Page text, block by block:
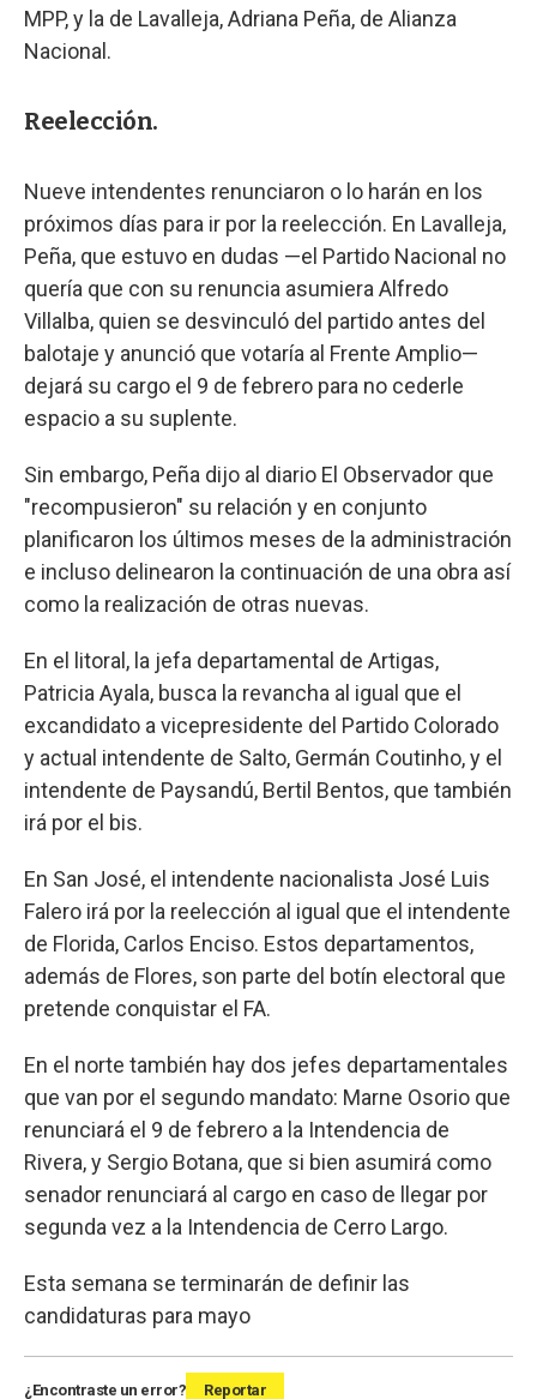
MPP, y la de Lavalleja, Adriana Peña, de Alianza
Nacional.
Reelección.
Nueve intendentes renunciaron o lo harán en los
próximos días para ir por la reelección. En Lavalleja,
Peña, que estuvo en dudas —el Partido Nacional no
quería que con su renuncia asumiera Alfredo
Villalba, quien se desvinculó del partido antes del
balotaje y anunció que votaría al Frente Amplio—
dejará su cargo el 9 de febrero para no cederle
espacio a su suplente.
Sin embargo, Peña dijo al diario El Observador que
"recompusieron" su relación y en conjunto
planificaron los últimos meses de la administración
e incluso delinearon la continuación de una obra así
como la realización de otras nuevas.
En el litoral, la jefa departamental de Artigas,
Patricia Ayala, busca la revancha al igual que el
excandidato a vicepresidente del Partido Colorado
y actual intendente de Salto, Germán Coutinho, y el
intendente de Paysandú, Bertil Bentos, que también
irá por el bis.
En San José, el intendente nacionalista José Luis
Falero irá por la reelección al igual que el intendente
de Florida, Carlos Enciso. Estos departamentos,
además de Flores, son parte del botín electoral que
pretende conquistar el FA.
En el norte también hay dos jefes departamentales
que van por el segundo mandato: Marne Osorio que
renunciará el 9 de febrero a la Intendencia de
Rivera, y Sergio Botana, que si bien asumirá como
senador renunciará al cargo en caso de llegar por
segunda vez a la Intendencia de Cerro Largo.
Esta semana se terminarán de definir las
candidaturas para mayo
¿Encontraste un error? Reportar